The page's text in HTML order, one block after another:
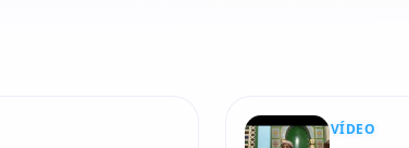
VÍDEO